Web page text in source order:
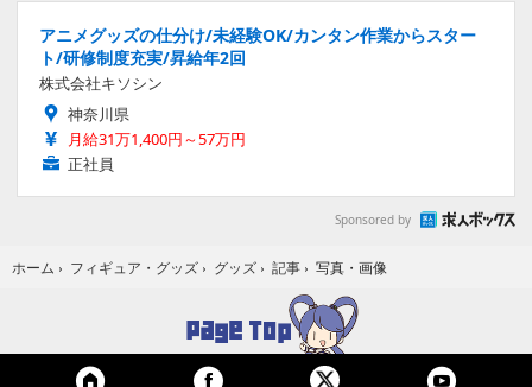
アニメグッズの仕分け/未経験OK/カンタン作業からスター
ト/研修制度充実/昇給年2回
株式会社キソシン
神奈川県
月給31万1,400円～57万円
正社員
Sponsored by
ホーム › フィギュア・グッズ › グッズ › 記事 › 写真・画像